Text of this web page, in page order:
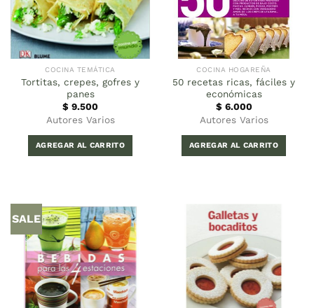
COCINA TEMÁTICA
Tortitas, crepes, gofres y
panes
$ 9.500
Autores Varios
AGREGAR AL CARRITO
COCINA HOGAREÑA
50 recetas ricas, fáciles y
económicas
$ 6.000
Autores Varios
AGREGAR AL CARRITO
SALE